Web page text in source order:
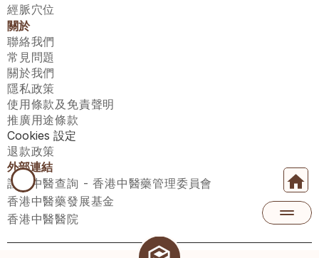
經脈穴位
關於
聯絡我們
常見問題
關於我們
隱私政策
使用條款及免責聲明
推廣用途條款
Cookies 設定
退款政策
外部連結
註冊中醫查詢 - 香港中醫藥管理委員會
香港中醫藥發展基金
香港中醫醫院